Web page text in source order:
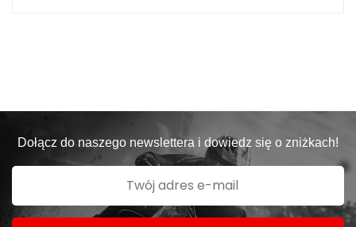
Dołącz do naszego newslettera i dowiedz się o zniżkach!